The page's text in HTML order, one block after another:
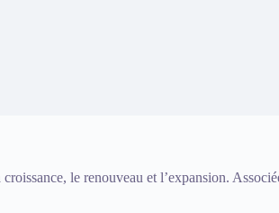
le renouveau et l’expansion.